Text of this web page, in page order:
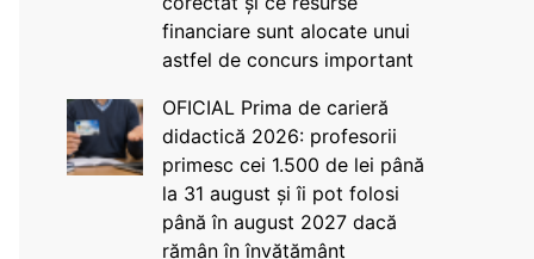
financiare sunt alocate unui
astfel de concurs important
OFICIAL Prima de carieră
didactică 2026: profesorii
primesc cei 1.500 de lei până
la 31 august și îi pot folosi
până în august 2027 dacă
rămân în învățământ